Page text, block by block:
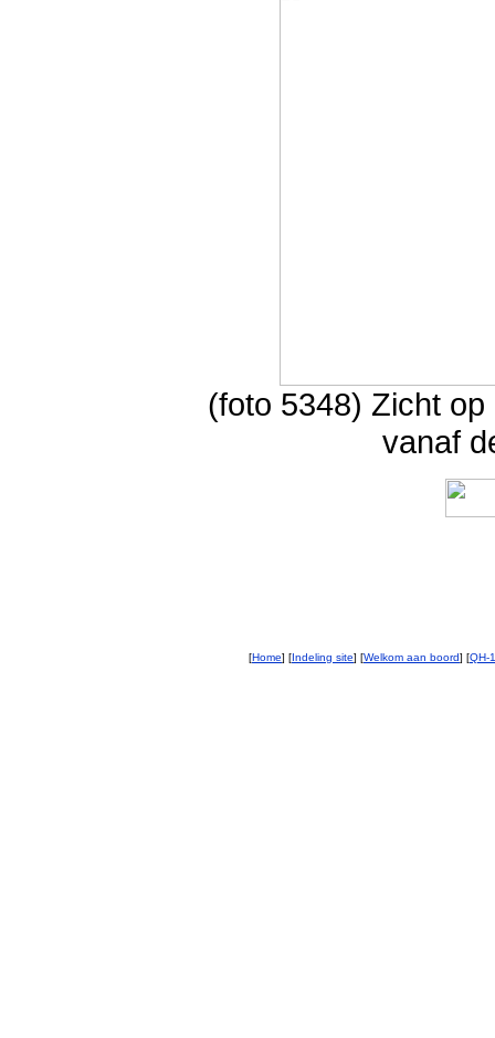
(foto 5348) Zicht
vanaf
[Home] [Indeling site] [Welkom aan boord] [QH-